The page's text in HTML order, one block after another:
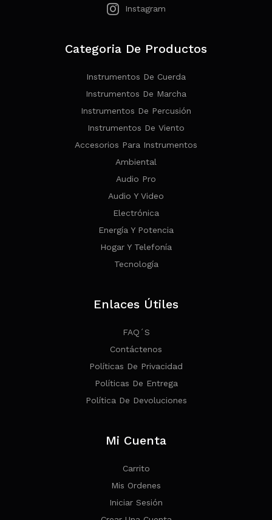
Instagram
Categoria De Productos
Instrumentos De Cuerda
Instrumentos De Marcha
Instrumentos De Percusión
Instrumentos De Viento
Accesorios Para Instrumentos
Ambiental
Audio Pro
Audio Y Video
Electrónica
Energía Y Potencia
Hogar Y Telefonía
Tecnología
Enlaces Útiles
FAQ´s
Contáctenos
Políticas De Privacidad
Políticas De Entrega
Política De Devoluciones
Mi Cuenta
Carrito
Mis Ordenes
Iniciar Sesión